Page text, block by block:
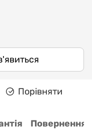
Порівняти
Повернення